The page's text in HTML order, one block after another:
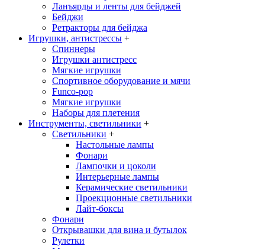
Ланъярды и ленты для бейджей
Бейджи
Ретракторы для бейджа
Игрушки, антистрессы +
Спиннеры
Игрушки антистресс
Мягкие игрушки
Спортивное оборудование и мячи
Funco-pop
Мягкие игрушки
Наборы для плетения
Инструменты, светильники +
Светильники +
Настольные лампы
Фонари
Лампочки и цоколи
Интерьерные лампы
Керамические светильники
Проекционные светильники
Лайт-боксы
Фонари
Открывашки для вина и бутылок
Рулетки